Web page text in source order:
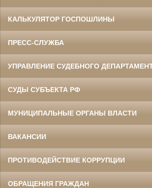
КАЛЬКУЛЯТОР ГОСПОШЛИНЫ
ПРЕСС-СЛУЖБА
УПРАВЛЕНИЕ СУДЕБНОГО
СУДЫ СУБЪЕКТА РФ
МУНИЦИПАЛЬНЫЕ ОРГАНЫ ВЛАСТИ
ВАКАНСИИ
ПРОТИВОДЕЙСТВИЕ КОРРУПЦИИ
ОБРАЩЕНИЯ ГРАЖДАН